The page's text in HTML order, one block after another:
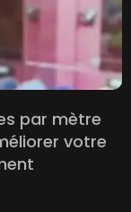
par mètre
votre